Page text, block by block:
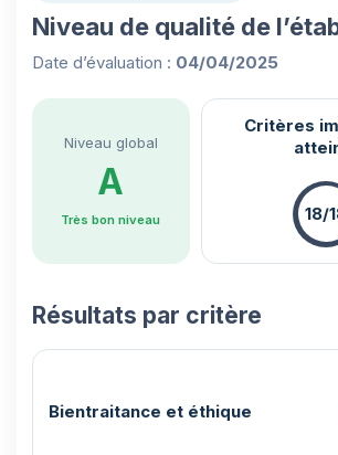
Niveau de qualité de
Date d’évaluation : 04/04/2025
Niveau global
A
Très bon niveau
Critères
18/
Résultats par critère
Bientraitance et éthique